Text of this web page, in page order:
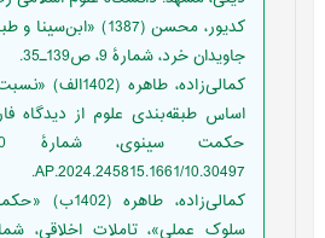
کدیور، محسن (1387)
جاویدان خرد، شمارۀ 9، ص139ـ35.
کمالی‌زاده، طاهره
اساس طبقه‌بندی علوم از دیدگاه
10.30497/AP.2024.245815.1661.
کمالی‌زاده،